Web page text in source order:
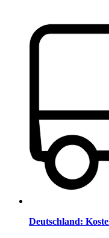
Deutschland: